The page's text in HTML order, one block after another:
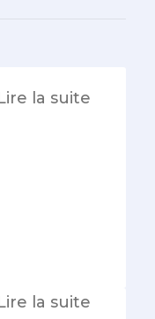
Online
la suite
la suite